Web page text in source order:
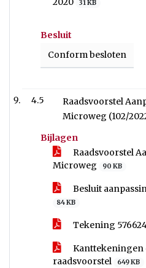
31 KB
Besluit
Conform besloten
4.5
Raadsvoorstel
Microweg (102/
Bijlagen
Raadsvoorstel
Microweg
90 KB
Besluit
84 KB
Tekening
Kanttekeningen
raadsvoorstel
649 KB